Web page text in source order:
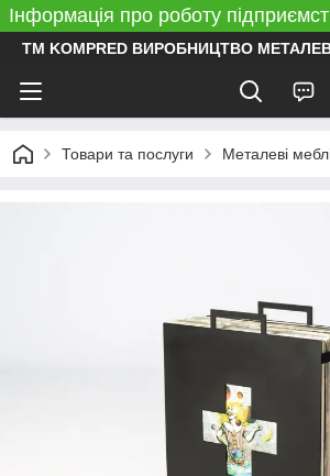
Інформація про роботу
ТМ KOMPRED ВИРОБНИЦТВО
Товари та послуги Металеві